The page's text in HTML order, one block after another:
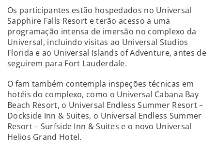
Os participantes estão hospedados no Universal
Sapphire Falls Resort e terão acesso a uma
programação intensa de imersão no complexo da
Universal, incluindo visitas ao Universal Studios
Florida e ao Universal Islands of Adventure, antes de
seguirem para Fort Lauderdale.
O fam também contempla inspeções técnicas em
hotéis do complexo, como o Universal Cabana Bay
Beach Resort, o Universal Endless Summer Resort –
Dockside Inn & Suites, o Universal Endless Summer
Resort – Surfside Inn & Suites e o novo Universal
Helios Grand Hotel.